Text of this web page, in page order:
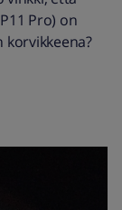
Pro) on